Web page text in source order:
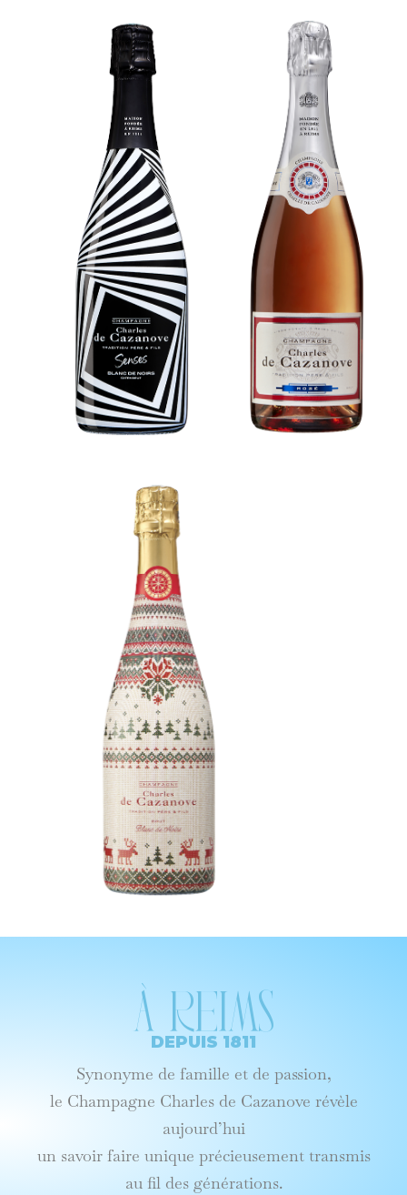
à reims
DEPUIS 1811
Synonyme de famille et de passion,
le Champagne Charles de Cazanove révèle
aujourd’hui
un savoir faire unique précieusement transmis
au fil des générations.